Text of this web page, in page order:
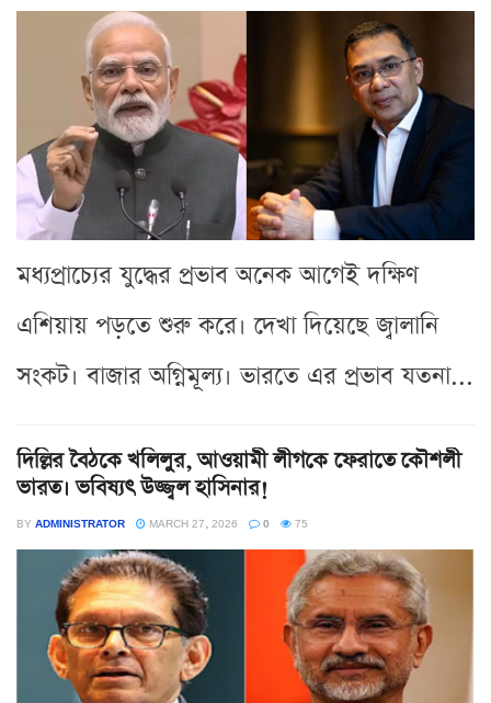
মধ্যপ্রাচ্যের যুদ্ধের প্রভাব অনেক আগেই দক্ষিণ
এশিয়ায় পড়তে শুরু করে। দেখা দিয়েছে জ্বালানি
সংকট। বাজার অগ্নিমূল্য। ভারতে এর প্রভাব যতনা...
দিল্লির বৈঠকে খলিলুর, আওয়ামী লীগকে ফেরাতে কৌশলী
ভারত। ভবিষ্যৎ উজ্জ্বল হাসিনার!
BY ADMINISTRATOR MARCH 27, 2026 0 75